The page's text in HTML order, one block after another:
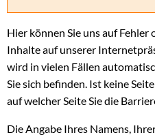
Hier können Sie uns auf Fehler
Inhalte auf unserer
wird in vielen Fällen
Sie sich befinden. Ist keine
auf welcher Seite Sie die
Die Angabe Ihres Namens,